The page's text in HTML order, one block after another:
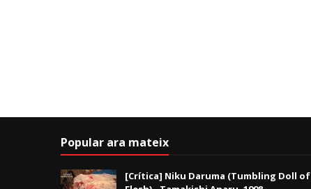
Popular ara mateix
[Crítica] Niku Daruma (Tumbling Doll of